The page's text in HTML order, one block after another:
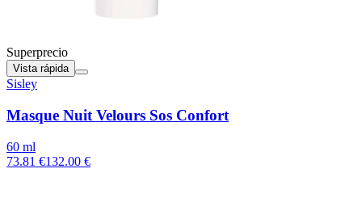
Superprecio
Vista rápida
Sisley
Masque Nuit Velours Sos Confort
60 ml
73.81 €132.00 €